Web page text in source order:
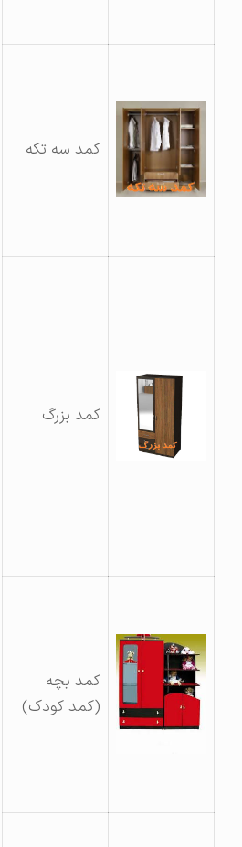
کمد سه تکه
کمد بزرگ
کمد بچه
(کمد کودک)